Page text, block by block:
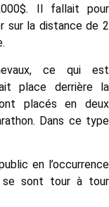
Il fallait pour
sur la distance de 2
ce qui est
place derrière la
placés en deux
Dans ce type
en l’occurrence
se sont tour à tour